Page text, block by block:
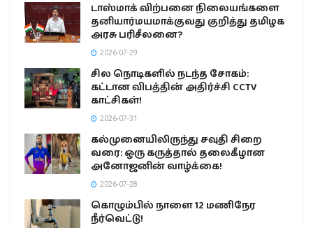
டாஸ்மாக் விற்பனை நிலையங்களை
தனியார்மயமாக்குவது குறித்து தமிழக
அரசு பரிசீலனை?
2026-07-29
சில நொடிகளில் நடந்த சோகம்:
கட்டான விபத்தின் அதிர்ச்சி CCTV
காட்சிகள்!
2026-07-31
கல்முனையிலிருந்து சவுதி சிறை
வரை: ஒரு கருத்தால் தலைகீழான
அனோஜனின் வாழ்க்கை!
2026-07-28
கொழும்பில் நாளை 12 மணிநேர
நீர்வெட்டு!